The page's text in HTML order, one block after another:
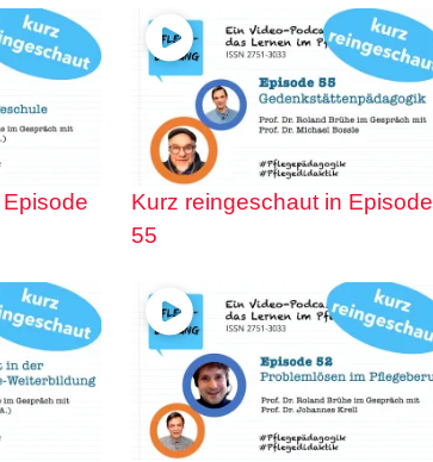
Kurz reingeschaut in Episode
55